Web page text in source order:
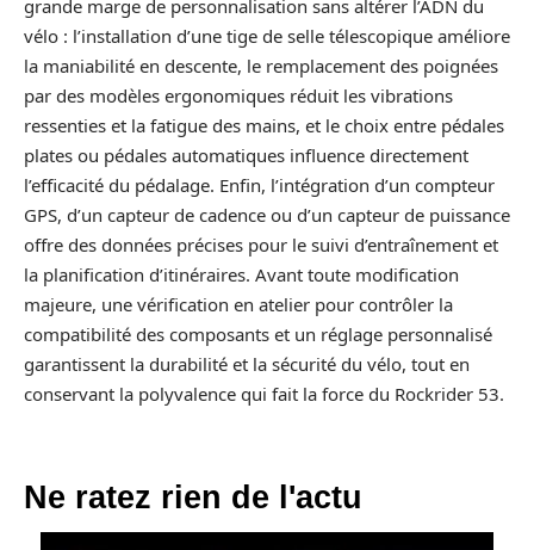
grande marge de personnalisation sans altérer l’ADN du
vélo : l’installation d’une tige de selle télescopique améliore
la maniabilité en descente, le remplacement des poignées
par des modèles ergonomiques réduit les vibrations
ressenties et la fatigue des mains, et le choix entre pédales
plates ou pédales automatiques influence directement
l’efficacité du pédalage. Enfin, l’intégration d’un compteur
GPS, d’un capteur de cadence ou d’un capteur de puissance
offre des données précises pour le suivi d’entraînement et
la planification d’itinéraires. Avant toute modification
majeure, une vérification en atelier pour contrôler la
compatibilité des composants et un réglage personnalisé
garantissent la durabilité et la sécurité du vélo, tout en
conservant la polyvalence qui fait la force du Rockrider 53.
Ne ratez rien de l'actu